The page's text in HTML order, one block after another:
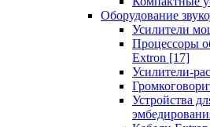
Оборудование
Усилители
Процессоры
Extron [17]
Усилители-
Устройства